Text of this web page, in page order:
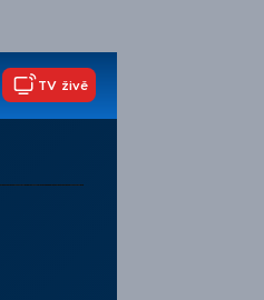
TV živě